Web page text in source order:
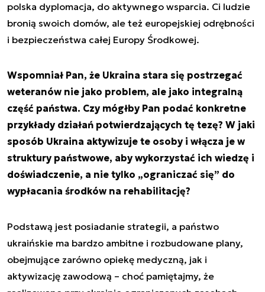
polska dyplomacja, do aktywnego wsparcia. Ci ludzie
bronią swoich domów, ale też europejskiej odrębności
i bezpieczeństwa całej Europy Środkowej.
Wspomniał Pan, że Ukraina stara się postrzegać
weteranów nie jako problem, ale jako integralną
część państwa. Czy mógłby Pan podać konkretne
przykłady działań potwierdzających tę tezę? W jaki
sposób Ukraina aktywizuje te osoby i włącza je w
struktury państwowe, aby wykorzystać ich wiedzę i
doświadczenie, a nie tylko „ograniczać się” do
wypłacania środków na rehabilitację?
Podstawą jest posiadanie strategii, a państwo
ukraińskie ma bardzo ambitne i rozbudowane plany,
obejmujące zarówno opiekę medyczną, jak i
aktywizację zawodową – choć pamiętajmy, że